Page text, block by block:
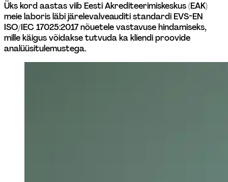
Üks kord aastas viib Eesti Akrediteerimiskeskus (EAK)
meie laboris läbi järelevalveauditi standardi EVS-EN
ISO/IEC 17025:2017 nõuetele vastavuse hindamiseks,
mille käigus võidakse tutvuda ka kliendi proovide
analüüsitulemustega.